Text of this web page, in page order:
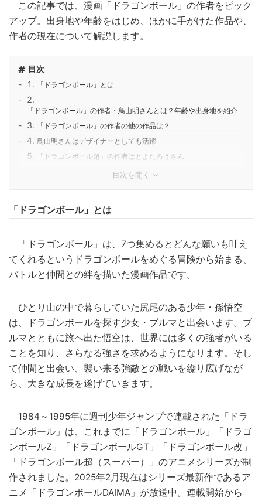
この記事では、漫画「ドラゴンボール」の作者をピック
アップ。出身地や年齢をはじめ、ほかに手がけた作品や、
作者の現在について解説します。
目次
「ドラゴンボール」とは
「ドラゴンボール」の作者・鳥山明さんとは？年齢や出身地を紹介
「ドラゴンボール」の作者の他の作品は？
鳥山明さんはデザイナーとしても活躍
「ドラゴンボール超」の作者はとよたろうさん
目次を開く
「ドラゴンボール」とは
「ドラゴンボール」は、7つ集めるとどんな願いも叶え
てくれるというドラゴンボールをめぐる冒険から始まる、
バトルと仲間との絆を描いた漫画作品です。
ひとり山の中で暮らしていた尻尾のある少年・孫悟空
は、ドラゴンボールを探す少女・ブルマと出会います。ブ
ルマとともに旅へ出た悟空は、世界には多くの強者がいる
ことを知り、さらなる強さを求めるようになります。そし
て仲間と出会い、襲い来る強敵との戦いを繰り広げなが
ら、大きな成長を遂げていきます。
1984～1995年に週刊少年ジャンプで連載された「ドラ
ゴンボール」は、これまでに「ドラゴンボール」「ドラゴ
ンボールZ」「ドラゴンボールGT」「ドラゴンボール改」
「ドラゴンボール超（スーパー）」のアニメシリーズが制
作されました。2025年2月現在はシリーズ最新作であるア
ニメ「ドラゴンボールDAIMA」が放送中。連載開始から